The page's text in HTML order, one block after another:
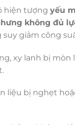
hiện tượng yếu
không đủ
giảm công
xy lanh bị mòn
liệu bị nghẹt